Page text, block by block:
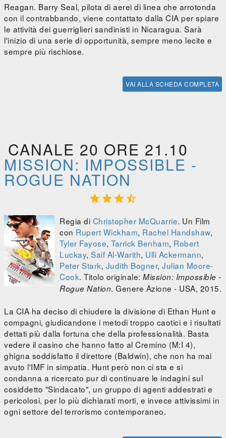
Reagan. Barry Seal, pilota di aerei di linea che arrotonda
con il contrabbando, viene contattato dalla CIA per spiare
le attività dei guerriglieri sandinisti in Nicaragua. Sarà
l'inizio di una serie di opportunità, sempre meno lecite e
sempre più rischiose.
VAI ALLA SCHEDA COMPLETA
CANALE 20 ORE 21.10
MISSION: IMPOSSIBLE -
ROGUE NATION

Regia di Christopher McQuarrie. Un Film
con Rupert Wickham, Rachel Handshaw,
Tyler Fayose, Tarrick Benham, Robert
Luckay, Saif Al-Warith, Ulli Ackermann,
Peter Stark, Judith Bogner, Julian Moore-
Cook. Titolo originale: Mission: Impossible -
Rogue Nation. Genere Azione - USA, 2015.
La CIA ha deciso di chiudere la divisione di Ethan Hunt e
compagni, giudicandone i metodi troppo caotici e i risultati
dettati più dalla fortuna che della professionalità. Basta
vedere il casino che hanno fatto al Cremino (M:I 4),
ghigna soddisfatto il direttore (Baldwin), che non ha mai
avuto l'IMF in simpatia. Hunt però non ci sta e si
condanna a ricercato pur di continuare le indagini sul
cosiddetto "Sindacato", un gruppo di agenti addestrati e
pericolosi, per lo più dichiarati morti, e invece attivissimi in
ogni settore del terrorismo contemporaneo.